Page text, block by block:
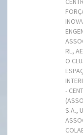
RL,
O
-
S.A.,